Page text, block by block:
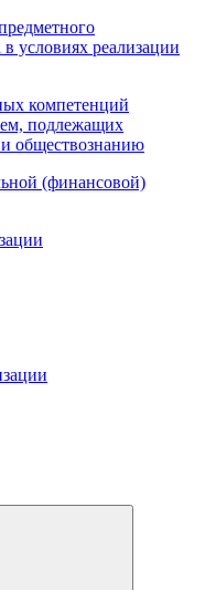
условиях реализации
компетенций
подлежащих
обществознанию
(финансовой)